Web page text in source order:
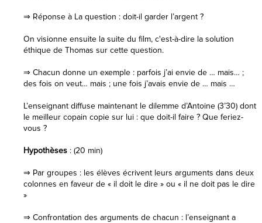
⇒ Réponse à La question : doit-il garder l’argent ?
On visionne ensuite la suite du film, c'est-à-dire la solution
éthique de Thomas sur cette question.
⇒ Chacun donne un exemple : parfois j’ai envie de … mais… ;
des fois on veut… mais ; une fois j’avais envie de … mais …
L’enseignant diffuse maintenant le dilemme d’Antoine (3’30) dont
le meilleur copain copie sur lui : que doit-il faire ? Que feriez-
vous ?
Hypothèses : (20 min)
⇒ Par groupes : les élèves écrivent leurs arguments dans deux
colonnes en faveur de « il doit le dire » ou « il ne doit pas le dire
»
⇒ Confrontation des arguments de chacun : l’enseignant a